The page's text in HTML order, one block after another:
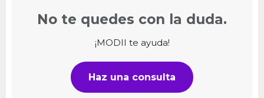
No te quedes con la duda.
¡MODII te ayuda!
Haz una consulta